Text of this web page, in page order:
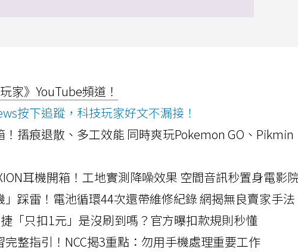
家》YouTube頻道！
按下追蹤，科技玩家好文不漏接！
！摺痕退散、多工效能 同時爽玩Pokemon GO、Pikmin
耳機開箱！工地實測降噪效果 空間音訊秒置身電影
踩雷！電池循環44次還帶維修紀錄 網揭無良賣家手法
「只扣1元」是沒刷到嗎？官方曝扣款規則秒懂
整指引！NCC揭3重點：勿用手機處理重要工作